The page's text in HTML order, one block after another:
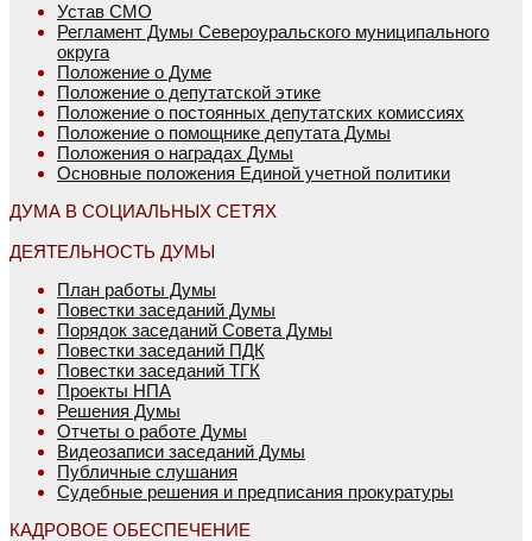
Устав СМО
Регламент Думы Североуральского муниципального
округа
Положение о Думе
Положение о депутатской этике
Положение о постоянных депутатских комиссиях
Положение о помощнике депутата Думы
Положения о наградах Думы
Основные положения Единой учетной политики
ДУМА В СОЦИАЛЬНЫХ СЕТЯХ
ДЕЯТЕЛЬНОСТЬ ДУМЫ
План работы Думы
Повестки заседаний Думы
Порядок заседаний Совета Думы
Повестки заседаний ПДК
Повестки заседаний ТГК
Проекты НПА
Решения Думы
Отчеты о работе Думы
Видеозаписи заседаний Думы
Публичные слушания
Судебные решения и предписания прокуратуры
КАДРОВОЕ ОБЕСПЕЧЕНИЕ